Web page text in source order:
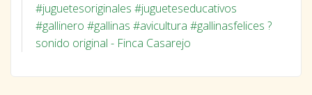
#juguetesoriginales #jugueteseducativos
#gallinero #gallinas #avicultura #gallinasfelices ?
sonido original - Finca Casarejo